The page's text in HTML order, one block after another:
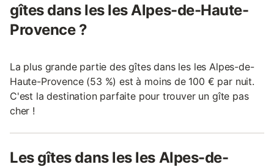
gîtes dans les les Alpes-de-Haute-
Provence ?
La plus grande partie des gîtes dans les les Alpes-de-
Haute-Provence (53 %) est à moins de 100 € par nuit.
C'est la destination parfaite pour trouver un gîte pas
cher !
Les gîtes dans les les Alpes-de-